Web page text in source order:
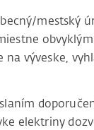
mestský
výveske,
elektriny